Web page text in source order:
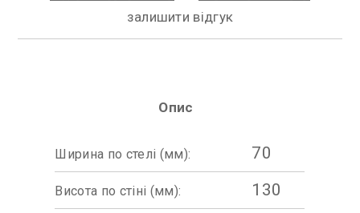
залишити відгук
Опис
Ширина по стелі (мм): 70
Висота по стіні (мм): 130